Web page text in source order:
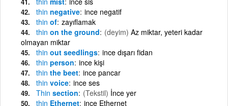
thin negative ince negatif
thin of zayıflamak
thin on the ground (deyim) Az miktar, yeteri kadar
olmayan miktar
thin out seedlings ince dışarı fidan
thin person ince kişi
thin the beet ince pancar
thin voice ince ses
Thin section (Tekstil) İnce yer
thin Ethernet ince Ethernet